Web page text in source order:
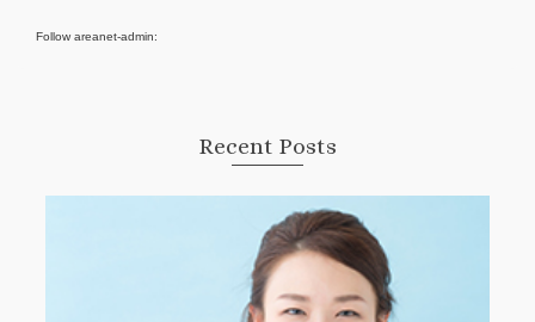
Follow areanet-admin:
Recent Posts